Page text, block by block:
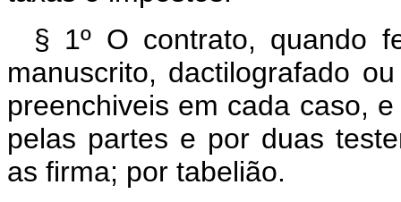
§ 1º O contrato, quando
manuscrito, dactilografado
preenchiveis em cada caso,
pelas partes e por duas
as firma; por tabelião.